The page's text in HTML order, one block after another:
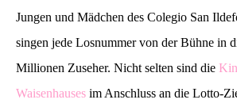
Jungen und Mädchen des Colegio San
singen jede Losnummer von der Bühne in
Millionen Zuseher. Nicht selten sind die
Waisenhauses im Anschluss an die Lotto-